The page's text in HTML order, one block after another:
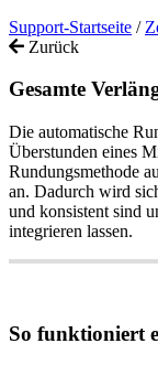
Support-Startseite /
Zurück
Gesamte
Die automatische
Überstunden eines
Rundungsmethode
an. Dadurch wird
und konsistent sind
integrieren lassen.
So funktioniert